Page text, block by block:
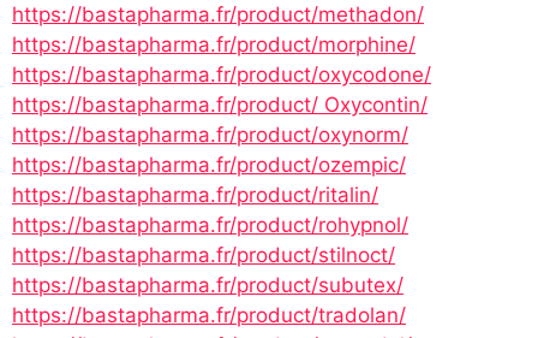
https://bastapharma.fr/product/methadon/
https://bastapharma.fr/product/morphine/
https://bastapharma.fr/product/oxycodone/
https://bastapharma.fr/product/ Oxycontin/
https://bastapharma.fr/product/oxynorm/
https://bastapharma.fr/product/ozempic/
https://bastapharma.fr/product/ritalin/
https://bastapharma.fr/product/rohypnol/
https://bastapharma.fr/product/stilnoct/
https://bastapharma.fr/product/subutex/
https://bastapharma.fr/product/tradolan/